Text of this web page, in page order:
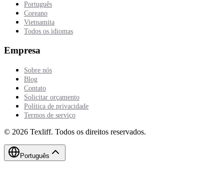
Português
Coreano
Vietnamita
Todos os idiomas
Empresa
Sobre nós
Blog
Contato
Solicitar orçamento
Política de privacidade
Termos de serviço
© 2026 Texliff. Todos os direitos reservados.
Português